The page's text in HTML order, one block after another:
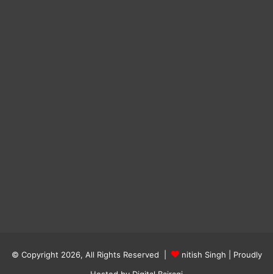
© Copyright 2026, All Rights Reserved | nitish Singh | Proudly